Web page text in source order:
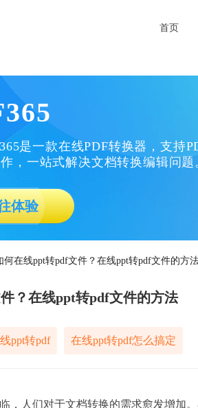
首页
是一款在线PDF转换器，支持
，一站式解决文档转换编辑问题
体验
何在线ppt转pdf文件？在线ppt转pdf文件的方
？在线ppt转pdf文件的方法
ppt转pdf 在线ppt转pdf怎么搞定
人们对于文档转换的需求愈发增加。